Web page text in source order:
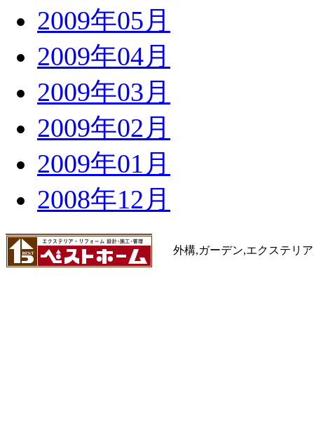
2009年05月
2009年04月
2009年03月
2009年02月
2009年01月
2008年12月
外構,ガーデン,エクステリ